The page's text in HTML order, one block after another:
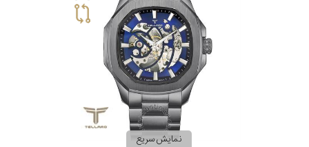
نمایش سریع